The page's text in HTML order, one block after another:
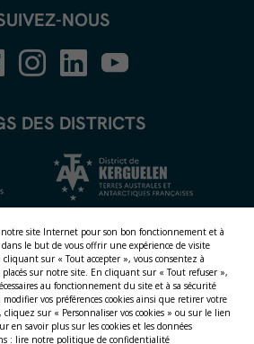
NOUS
DES DISTRICTS
TERRITOIRES
notre site Internet pour son bon fonctionnement et à
le but de vous offrir une expérience de visite
cliquant sur « Tout accepter », vous consentez à
sur notre site. En cliquant sur « Tout refuser »,
au fonctionnement du site et à sa sécurité
vos préférences cookies ainsi que retirer votre
sur « Personnaliser vos cookies » ou sur le lien
en savoir plus sur les cookies et les données
: lire notre politique de confidentialité